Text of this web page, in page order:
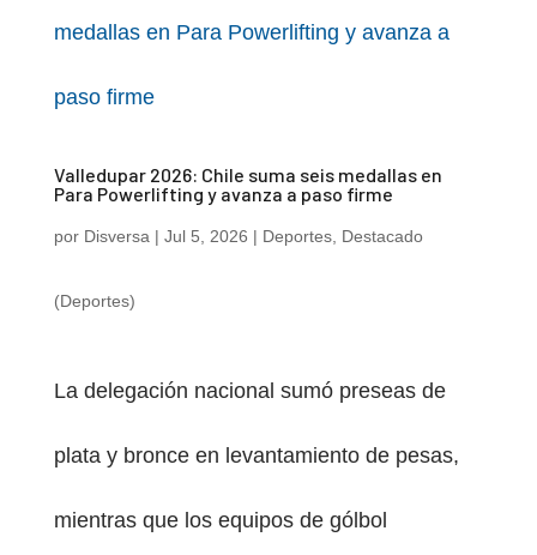
Valledupar 2026: Chile suma seis medallas en
Para Powerlifting y avanza a paso firme
por Disversa | Jul 5, 2026 | Deportes, Destacado
(Deportes)
La delegación nacional sumó preseas de
plata y bronce en levantamiento de pesas,
mientras que los equipos de gólbol